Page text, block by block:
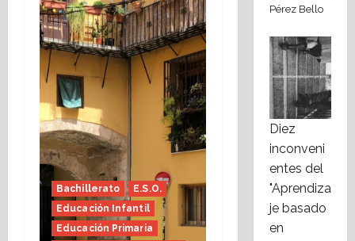
Bachillerato
E.S.O.
Educación Infantil
Educación Primaria
Pérez Bello
Diez
inconveni
entes del
"Aprendiza
je basado
en